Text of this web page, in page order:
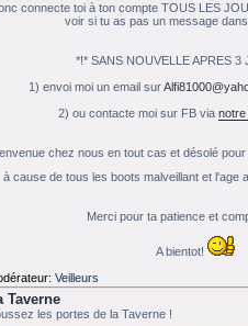
connecte toi à ton compte TOUS LES
voir si tu as pas un message
*!* SANS NOUVELLE APRES 3
1) envoi moi un email sur
2) ou contacte moi sur FB via notre
chez nous en tout cas et désolé
à cause de tous les boots malveillant et l'age
Merci pour ta patience et
A bientot!
Veilleurs
Taverne
les portes de la Taverne !